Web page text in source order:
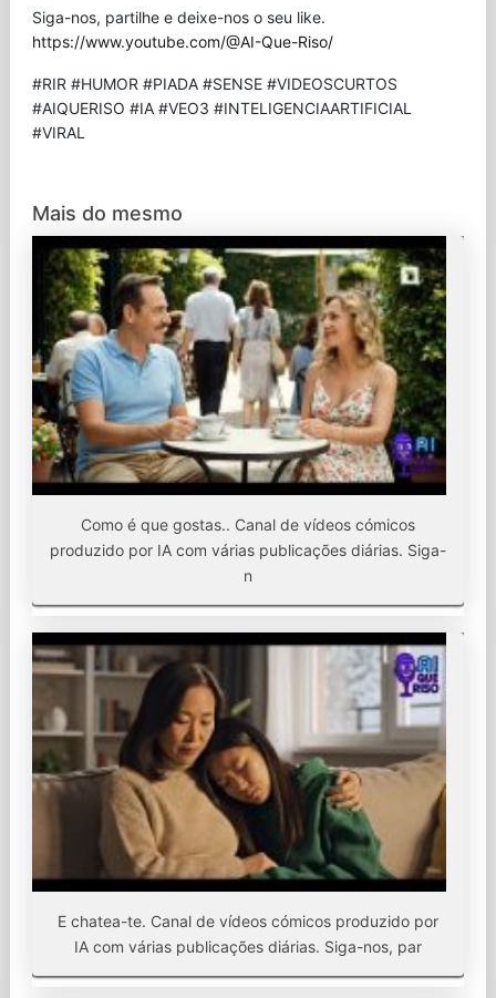
Siga-nos, partilhe e deixe-nos o seu like.
https://www.youtube.com/@AI-Que-Riso/
#RIR #HUMOR #PIADA #SENSE #VIDEOSCURTOS
#AIQUERISO #IA #VEO3 #INTELIGENCIAARTIFICIAL
#VIRAL
Mais do mesmo
Como é que gostas.. Canal de vídeos cómicos
produzido por IA com várias publicações diárias. Siga-
n
E chatea-te. Canal de vídeos cómicos produzido por
IA com várias publicações diárias. Siga-nos, par